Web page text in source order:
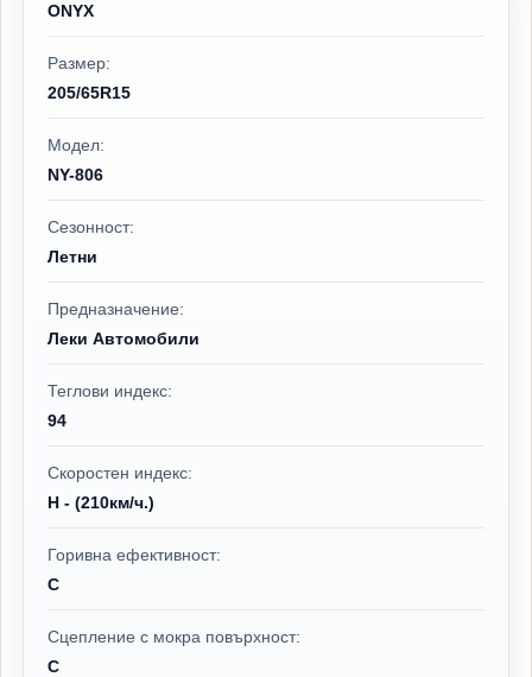
ONYX
Размер:
205/65R15
Модел:
NY-806
Сезонност:
Летни
Предназначение:
Леки Автомобили
Теглови индекс:
94
Скоростен индекс:
H - (210км/ч.)
Горивна ефективност:
C
Сцепление с мокра повърхност:
C